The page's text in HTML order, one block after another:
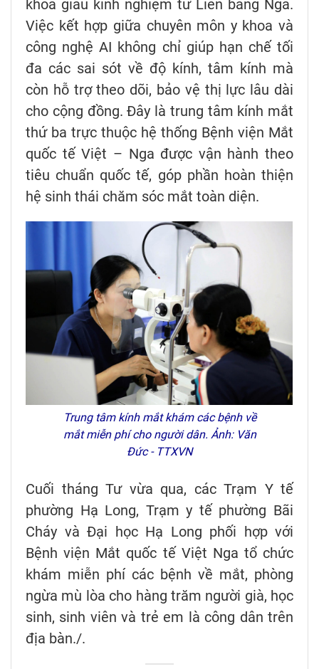
khoa giàu kinh nghiệm từ Liên bang Nga.
Việc kết hợp giữa chuyên môn y khoa và
công nghệ AI không chỉ giúp hạn chế tối
đa các sai sót về độ kính, tâm kính mà
còn hỗ trợ theo dõi, bảo vệ thị lực lâu dài
cho cộng đồng. Đây là trung tâm kính mắt
thứ ba trực thuộc hệ thống Bệnh viện Mắt
quốc tế Việt – Nga được vận hành theo
tiêu chuẩn quốc tế, góp phần hoàn thiện
hệ sinh thái chăm sóc mắt toàn diện.
Trung tâm kính mắt khám các bệnh về
mắt miễn phí cho người dân. Ảnh: Văn
Đức - TTXVN
Cuối tháng Tư vừa qua, các Trạm Y tế
phường Hạ Long, Trạm y tế phường Bãi
Cháy và Đại học Hạ Long phối hợp với
Bệnh viện Mắt quốc tế Việt Nga tổ chức
khám miễn phí các bệnh về mắt, phòng
ngừa mù lòa cho hàng trăm người già, học
sinh, sinh viên và trẻ em là công dân trên
địa bàn./.